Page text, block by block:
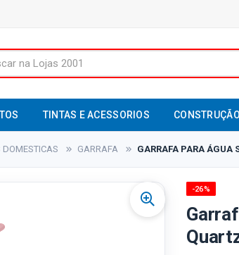
TINTAS E ACESSORIOS
DOMESTICAS GARRAFA GARRAFA PARA ÁGUA
-26%